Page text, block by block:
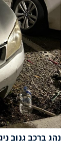
נהג ברכב גנוב